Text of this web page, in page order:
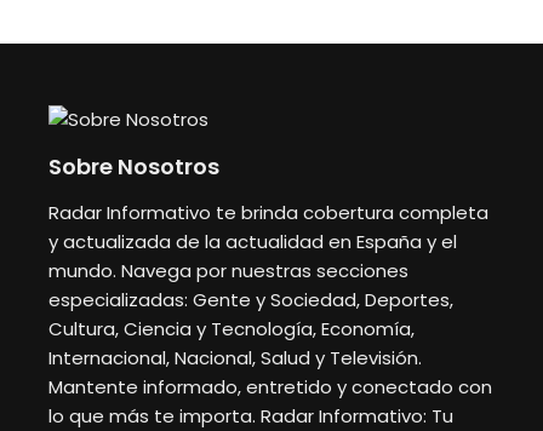
Sobre Nosotros
Radar Informativo te brinda cobertura completa
y actualizada de la actualidad en España y el
mundo. Navega por nuestras secciones
especializadas: Gente y Sociedad, Deportes,
Cultura, Ciencia y Tecnología, Economía,
Internacional, Nacional, Salud y Televisión.
Mantente informado, entretido y conectado con
lo que más te importa. Radar Informativo: Tu